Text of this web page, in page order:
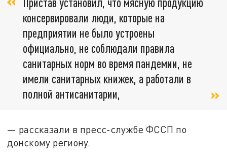
консервировали люди, которые на
предприятии не было устроены
официально, не соблюдали правила
санитарных норм во время пандемии, не
имели санитарных книжек, а работали в
полной антисанитарии,
— рассказали в пресс-службе ФССП по
донскому региону.